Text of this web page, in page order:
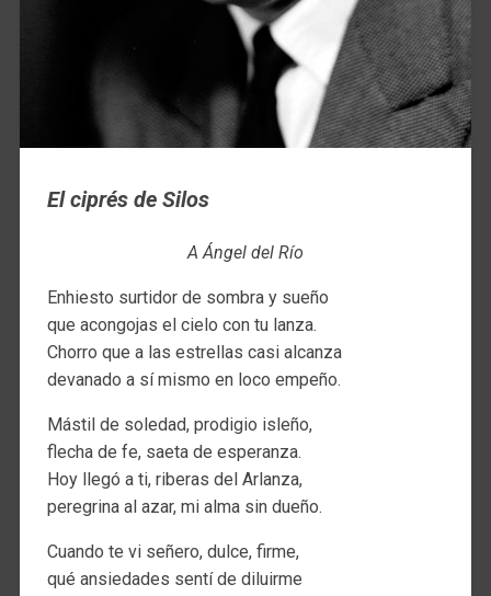
El ciprés de Silos
A Ángel del Río
Enhiesto surtidor de sombra y sueño
que acongojas el cielo con tu lanza.
Chorro que a las estrellas casi alcanza
devanado a sí mismo en loco empeño.
Mástil de soledad, prodigio isleño,
flecha de fe, saeta de esperanza.
Hoy llegó a ti, riberas del Arlanza,
peregrina al azar, mi alma sin dueño.
Cuando te vi señero, dulce, firme,
qué ansiedades sentí de diluirme